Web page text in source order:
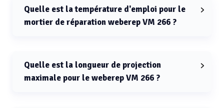
Quelle est la température d'emploi pour le
mortier de réparation weberep VM 266 ?
Quelle est la longueur de projection
maximale pour le weberep VM 266 ?